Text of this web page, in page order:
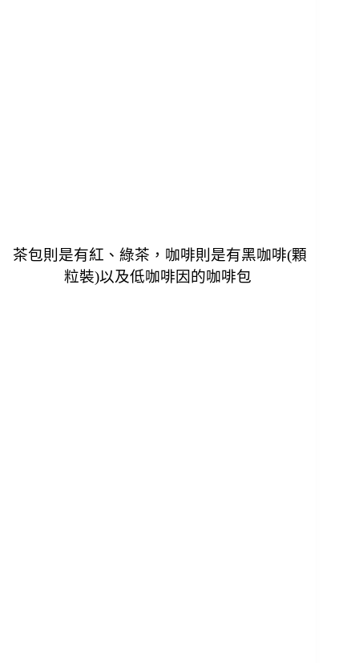
茶包則是有紅、綠茶， 咖啡則是有黑咖啡(顆
粒裝)以及低咖啡因的咖啡包